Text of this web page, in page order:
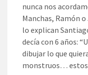
nunca nos
Manchas, Ramón
lo explican
decía con 6 años:
dibujar lo que
monstruos…